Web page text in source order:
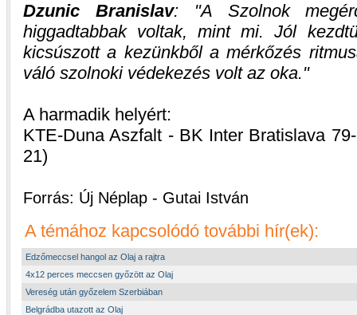
Dzunic Branislav:
A Szolnok
higgadtabbak voltak, mint mi. Jól
kicsúszott a kezünkből a mérkőzés
váló szolnoki védekezés volt az oka.
A harmadik helyért:
KTE-Duna Aszfalt - BK Inter Bratislava
21)
Forrás: Új Néplap - Gutai István
A témához kapcsolódó további hír(ek):
Edzőmeccsel hangol az Olaj a rajtra
4x12 perces meccsen győzött az Olaj
Vereség után győzelem Szerbiában
Belgrádba utazott az Olaj